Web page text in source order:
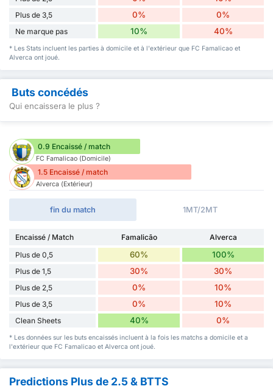
Plus de 3,5 0% 0%
Ne marque pas 10% 40%
* Les Stats incluent les parties à domicile et à l'extérieur que FC Famalicao et
Alverca ont joué.
Buts concédés
Qui encaissera le plus ?
0.9 Encaissé / match
FC Famalicao (Domicile)
1.5 Encaissé / match
Alverca (Extérieur)
fin du match 1MT/2MT
Encaissé / Match Famalicão
Alverca
Plus de 0,5
60% 100%
Plus de 1,5 30% 30%
Plus de 2,5 0% 10%
Plus de 3,5 0% 10%
Clean Sheets 40% 0%
* Les données sur les buts encaissés incluent à la fois les matchs a domicile et a
l'extérieur que FC Famalicao et Alverca ont joué.
Predictions Plus de 2.5 & BTTS